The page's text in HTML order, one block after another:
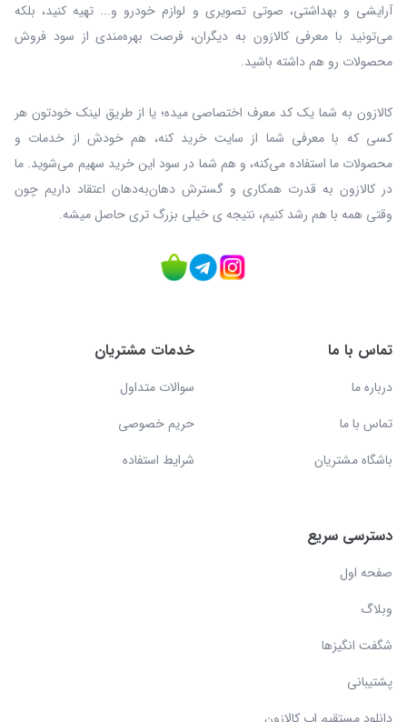
آرایشی و بهداشتی، صوتی تصویری و لوازم خودرو و... تهیه کنید، بلکه
می‌تونید با معرفی کالازون به دیگران، فرصت بهره‌مندی از سود فروش
محصولات رو هم داشته باشید.
کالازون به شما یک کد معرف اختصاصی میده؛ یا از طریق لینک خودتون هر
کسی که با معرفی شما از سایت خرید کنه، هم خودش از خدمات و
محصولات ما استفاده می‌کنه، و هم شما در سود این خرید سهیم می‌شوید. ما
در کالازون به قدرت همکاری و گسترش دهان‌به‌دهان اعتقاد داریم چون
وقتی همه با هم رشد کنیم، نتیجه ی خیلی بزرگ‌ تری حاصل میشه.
تماس با ما
درباره ما
تماس با ما
باشگاه مشتریان
خدمات مشتریان
سوالات متداول
حریم خصوصی
شرایط استفاده
دسترسی سریع
صفحه اول
وبلاگ
شگفت انگیزها
پشتیبانی